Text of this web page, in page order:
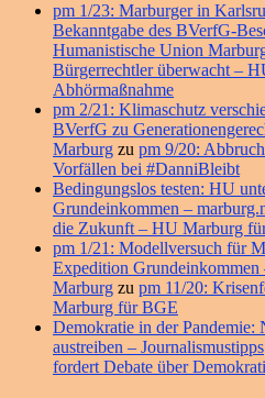
pm 1/23: Marburger in
Bekanntgabe des BVerfG-
Humanistische Union
Bürgerrechtler überwacht –
Abhörmaßnahme
pm 2/21: Klimaschutz
BVerfG zu
Marburg zu pm 9/20:
Vorfällen bei #DanniBleibt
Bedingungslos testen: HU
Grundeinkommen –
die Zukunft – HU Marburg
pm 1/21: Modellversuch für
Expedition
Marburg zu pm 11/20:
Marburg für BGE
Demokratie in der Pandemie:
austreiben – Journalismustipps
fordert Debate über